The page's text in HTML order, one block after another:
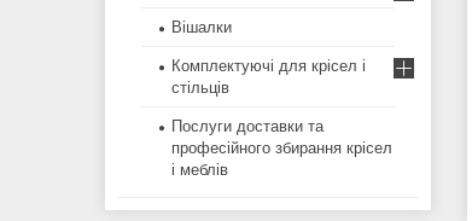
Вішалки
Комплектуючі для крісел і
стільців
Послуги доставки та
професійного збирання крісел
і меблів